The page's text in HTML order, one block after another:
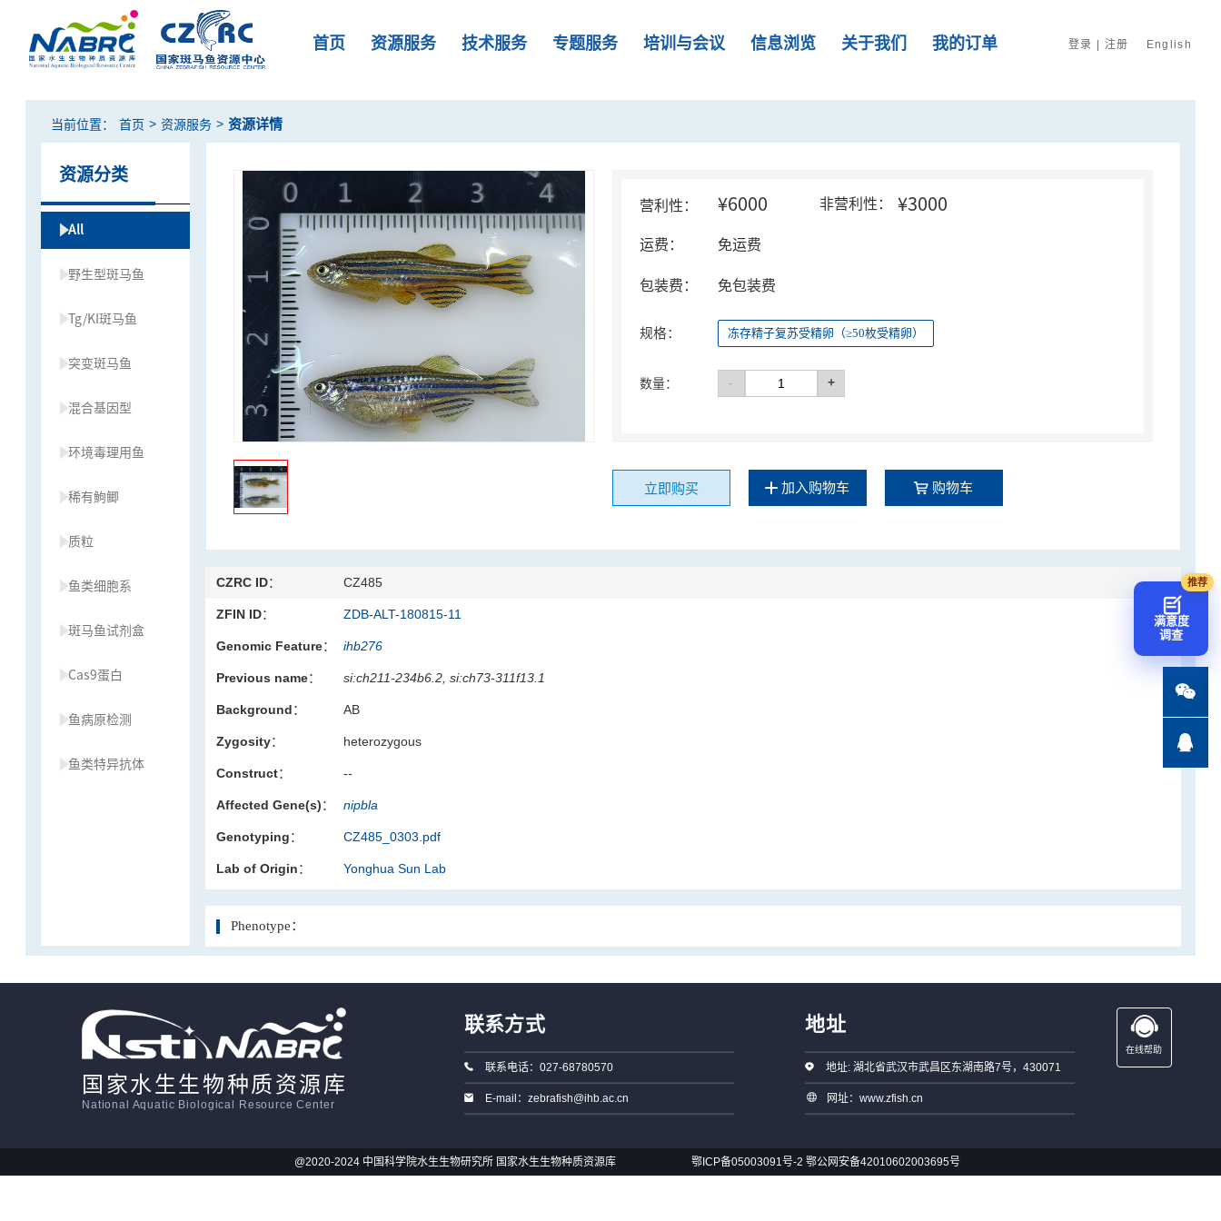
首页 资源服务 技术服务 专题服务 培训与会议 信息浏览 关于我们 我的订单 登录 | 注册 English
当前位置： 首页 > 资源服务 > 资源详情
资源分类
All
野生型斑马鱼
Tg/KI斑马鱼
突变斑马鱼
混合基因型
环境毒理用鱼
稀有鮈鲫
质粒
鱼类细胞系
斑马鱼试剂盒
Cas9蛋白
鱼病原检测
鱼类特异抗体
营利性： ¥6000 非营利性： ¥3000
运费： 免运费
包装费： 免包装费
规格： 冻存精子复苏受精卵（≥50枚受精卵）
数量： - +
立即购买 加入购物车 购物车
CZRC ID： CZ485
ZFIN ID： ZDB-ALT-180815-11
Genomic Feature： ihb276
Previous name： si:ch211-234b6.2, si:ch73-311f13.1
Background： AB
Zygosity： heterozygous
Construct： --
Affected Gene(s)： nipbla
Genotyping： CZ485_0303.pdf
Lab of Origin： Yonghua Sun Lab
Phenotype：
国家水生生物种质资源库
National Aquatic Biological Resource Center
联系方式
联系电话：027-68780570
E-mail：zebrafish@ihb.ac.cn
地址
地址: 湖北省武汉市武昌区东湖南路7号，430071
网址：www.zfish.cn
在线帮助
@2020-2024 中国科学院水生生物研究所 国家水生生物种质资源库 鄂ICP备05003091号-2 鄂公网安备42010602003695号
满意度
调查

